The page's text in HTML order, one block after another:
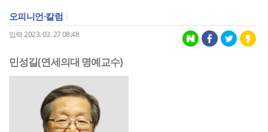
오피니언·칼럼
입력 2023. 03. 27 08:48
민성길(연세의대 명예교수)